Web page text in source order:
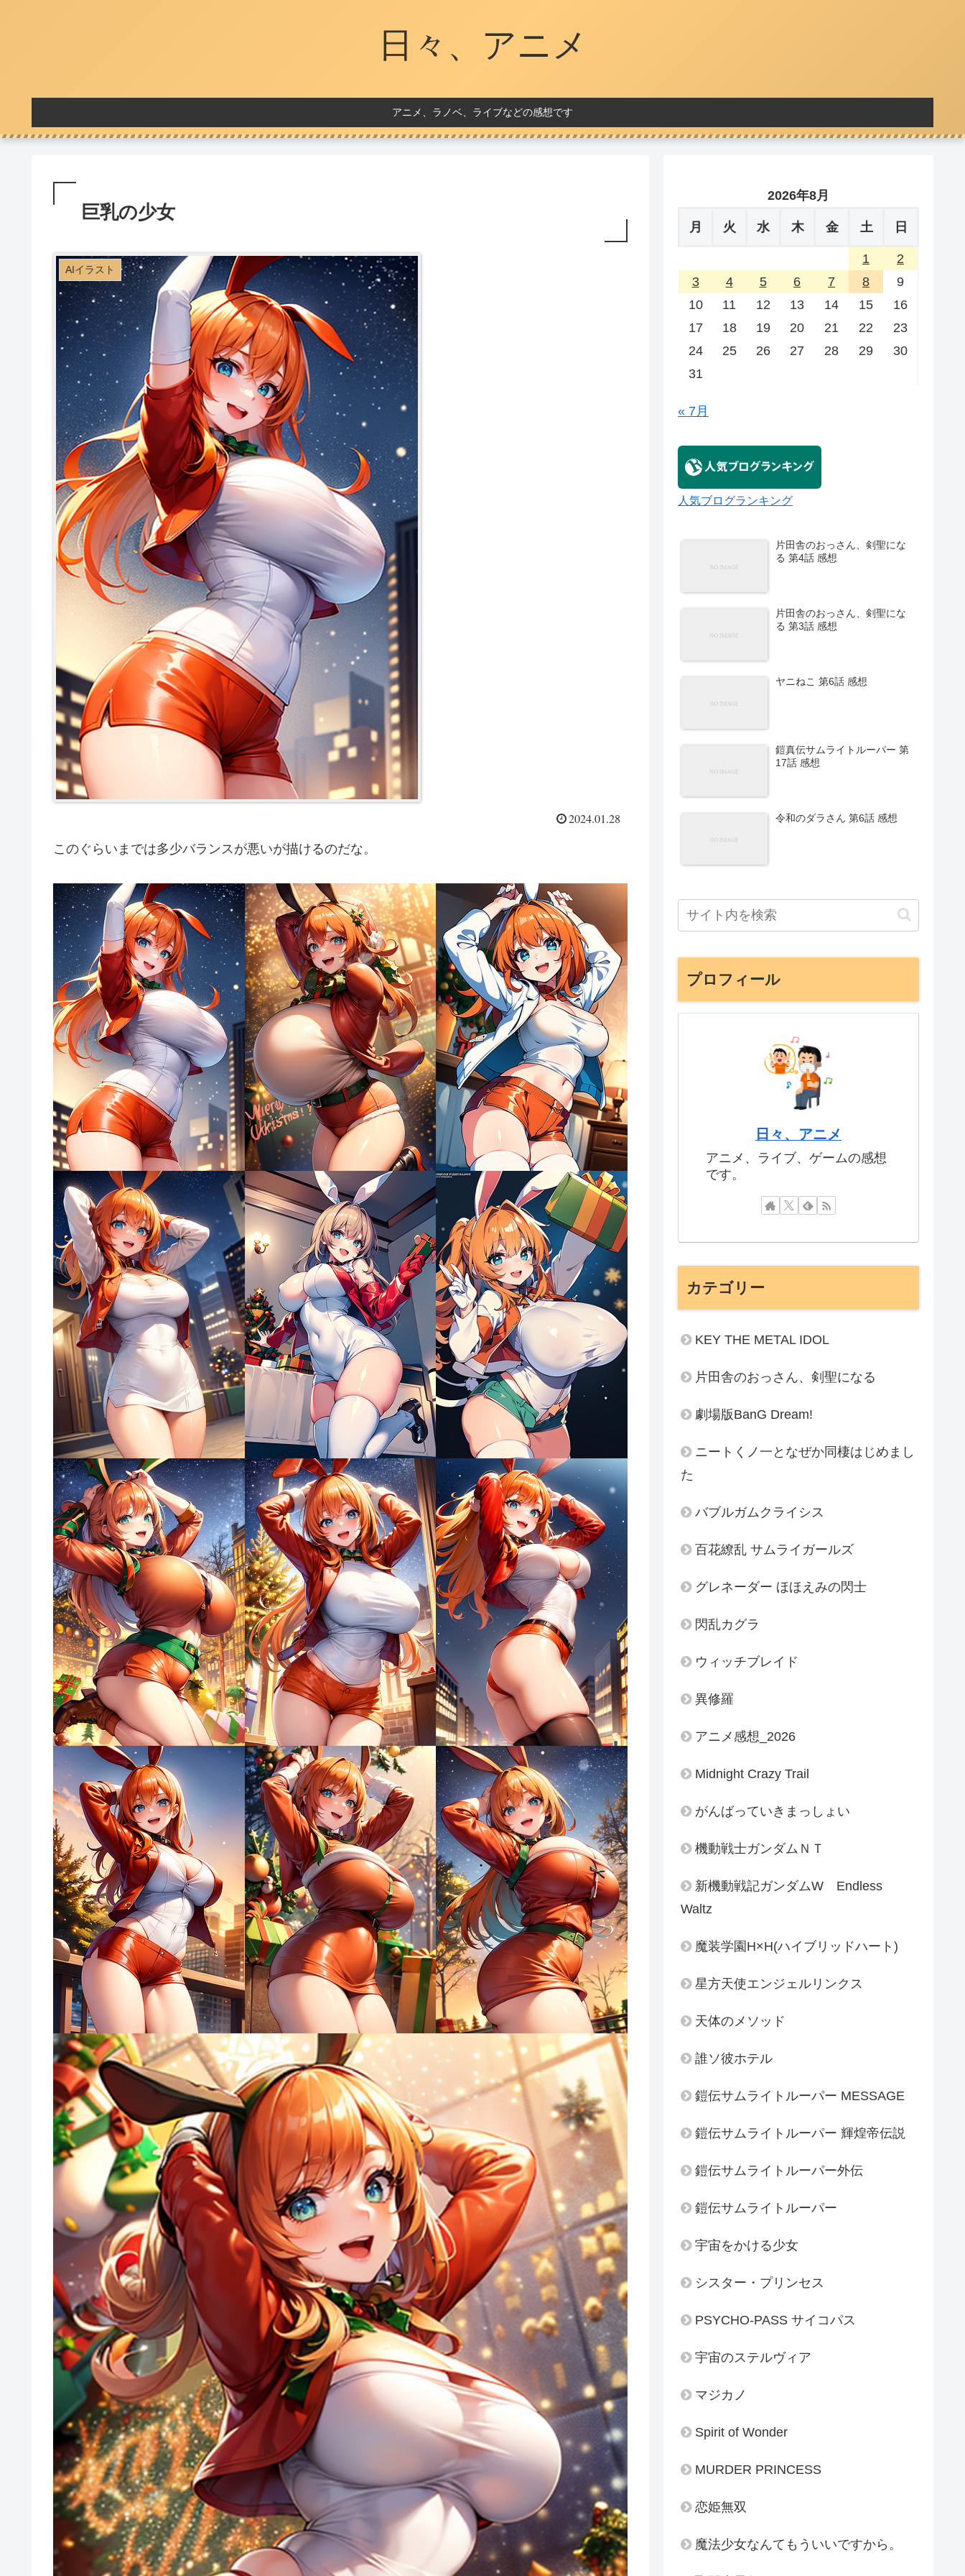
日々、アニメ
アニメ、ラノベ、ライブなどの感想です
巨乳の少女
AIイラスト
2024.01.28
このぐらいまでは多少バランスが悪いが描けるのだな。
2026年8月
月 火 水 木 金 土 日
1
2
3
4 5 6 7 8
9
10
11 12 13 14 15
16
17
18 19 20 21 22
23
24
25 26 27 28 29
30
31
« 7月
人気ブログランキング
片田舎のおっさん、剣聖にな
る 第4話 感想
片田舎のおっさん、剣聖にな
る 第3話 感想
ヤニねこ 第6話 感想
鎧真伝サムライトルーパー 第
17話 感想
令和のダラさん 第6話 感想
プロフィール
日々、アニメ
アニメ、ライブ、ゲームの感想
です。
カテゴリー
KEY THE METAL IDOL
片田舎のおっさん、剣聖になる
劇場版BanG Dream!
ニートくノ一となぜか同棲はじめまし
た
バブルガムクライシス
百花繚乱 サムライガールズ
グレネーダー ほほえみの閃士
閃乱カグラ
ウィッチブレイド
異修羅
アニメ感想_2026
Midnight Crazy Trail
がんばっていきまっしょい
機動戦士ガンダムＮＴ
新機動戦記ガンダムW Endless
Waltz
魔装学園H×H(ハイブリッドハート)
星方天使エンジェルリンクス
天体のメソッド
誰ソ彼ホテル
鎧伝サムライトルーパー MESSAGE
鎧伝サムライトルーパー 輝煌帝伝説
鎧伝サムライトルーパー外伝
鎧伝サムライトルーパー
宇宙をかける少女
シスター・プリンセス
PSYCHO-PASS サイコパス
宇宙のステルヴィア
マジカノ
Spirit of Wonder
MURDER PRINCESS
恋姫無双
魔法少女なんてもういいですから。